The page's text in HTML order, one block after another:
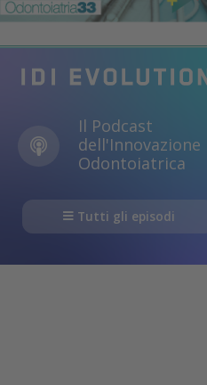
Il Podcast
dell'Innovazione
Odontoiatrica
Tutti gli episodi